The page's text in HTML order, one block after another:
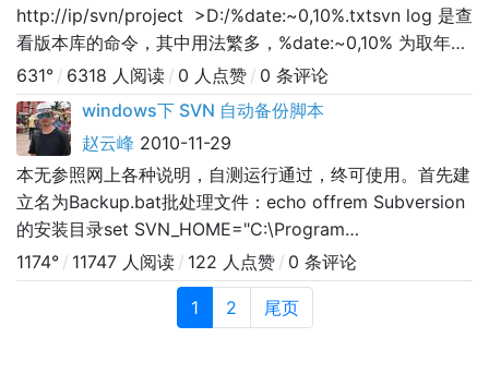
http://ip/svn/project >D:/%date:~0,10%.txtsvn log 是查
看版本库的命令，其中用法繁多，%date:~0,10% 为取年月
日本条命令其意为：在本地查看版本库日志，取当日日期为
始到最新版本号，放入本地D盘上以日期为名的文本文档里
运行即得当时年月日.txt之文档
631° / 6318 人阅读 / 0 人点赞 / 0 条评论
windows下 SVN 自动备份脚本
赵云峰 2010-11-29
本无参照网上各种说明，自测运行通过，终可使用。首先建
立名为Backup.bat批处理文件：echo offrem Subversion
的安装目录set SVN_HOME="C:\Program
Files\Subversion"rem 所有版本库的父目录set
SVN_ROOT=F:\svn\project （project为库名称，copy后
在自己本地运行时需去掉
1174° / 11747 人阅读 / 122 人点赞 / 0 条评论
1 2 尾页